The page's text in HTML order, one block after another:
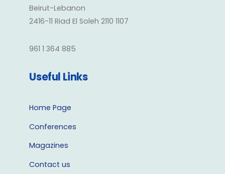
Beirut-Lebanon
2416-11 Riad El Soleh 2110 1107
961 1 364 885
Useful Links
Home Page
Conferences
Magazines
Contact us